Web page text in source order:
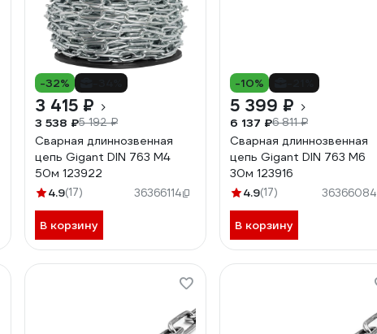
-32%
3 415 ₽
3 538 ₽5 192 ₽
Сварная длиннозвенная
цепь Gigant DIN 763 M4
50м 123922
4.9(17) 36366114
В корзину
-10%
5 399 ₽
6 137 ₽6 811 ₽
Сварная длиннозвенная
цепь Gigant DIN 763 M6
30м 123916
4.9(17) 36366084
В корзину